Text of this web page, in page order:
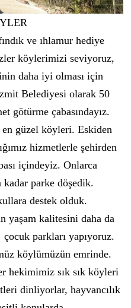
ve ıhlamur hediye
köylerimizi seviyoruz,
daha iyi olması için
Belediyesi olarak 50
götürme çabasındayız.
güzel köyleri. Eskiden
hizmetlerle şehirden
içindeyiz. Onlarca
kadar parke döşedik.
destek olduk.
yaşam kalitesini daha da
parkları yapıyoruz.
köylümüzün emrinde.
hekimimiz sık sık köyleri
dinliyorlar, hayvancılık